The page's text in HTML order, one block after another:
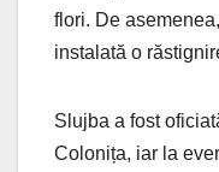
flori. De
instalată o
Slujba a fost
Colonița, iar la